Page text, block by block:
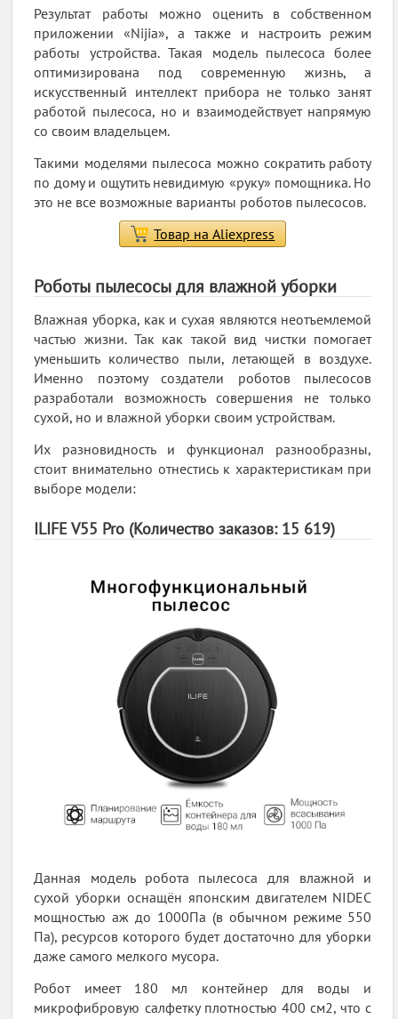
Результат работы можно оценить в собственном
приложении «Nijia», а также и настроить режим
работы устройства. Такая модель пылесоса более
оптимизирована под современную жизнь, а
искусственный интеллект прибора не только занят
работой пылесоса, но и взаимодействует напрямую
со своим владельцем.
Такими моделями пылесоса можно сократить работу
по дому и ощутить невидимую «руку» помощника. Но
это не все возможные варианты роботов пылесосов.
Товар на Aliexpress
Роботы пылесосы для влажной уборки
Влажная уборка, как и сухая являются неотъемлемой
частью жизни. Так как такой вид чистки помогает
уменьшить количество пыли, летающей в воздухе.
Именно поэтому создатели роботов пылесосов
разработали возможность совершения не только
сухой, но и влажной уборки своим устройствам.
Их разновидность и функционал разнообразны,
стоит внимательно отнестись к характеристикам при
выборе модели:
ILIFE V55 Pro (Количество заказов: 15 619)
Данная модель робота пылесоса для влажной и
сухой уборки оснащён японским двигателем NIDEC
мощностью аж до 1000Па (в обычном режиме 550
Па), ресурсов которого будет достаточно для уборки
даже самого мелкого мусора.
Робот имеет 180 мл контейнер для воды и
микрофибровую салфетку плотностью 400 см2, что с